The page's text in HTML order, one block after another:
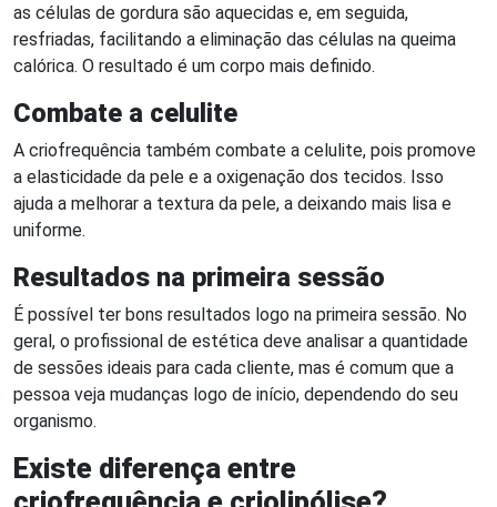
as células de gordura são aquecidas e, em seguida,
resfriadas, facilitando a eliminação das células na queima
calórica. O resultado é um corpo mais definido.
Combate a celulite
A criofrequência também combate a celulite, pois promove
a elasticidade da pele e a oxigenação dos tecidos. Isso
ajuda a melhorar a textura da pele, a deixando mais lisa e
uniforme.
Resultados na primeira sessão
É possível ter bons resultados logo na primeira sessão. No
geral, o profissional de estética deve analisar a quantidade
de sessões ideais para cada cliente, mas é comum que a
pessoa veja mudanças logo de início, dependendo do seu
organismo.
Existe diferença entre